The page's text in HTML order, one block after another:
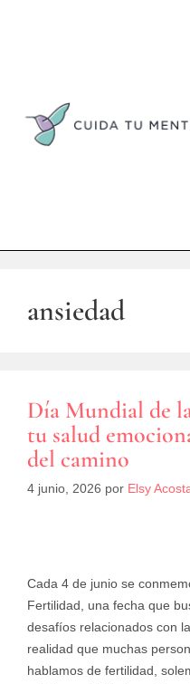
ansiedad
Día Mundial de
tu salud
del camino
4 junio, 2026 por Elsy
Cada 4 de junio se
Fertilidad, una fecha que
desafíos relacionados con
realidad que muchas
hablamos de fertilidad,